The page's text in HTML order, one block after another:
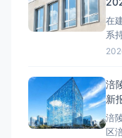
的
在
系
铝
金
壁
门
涪
新
涪
区